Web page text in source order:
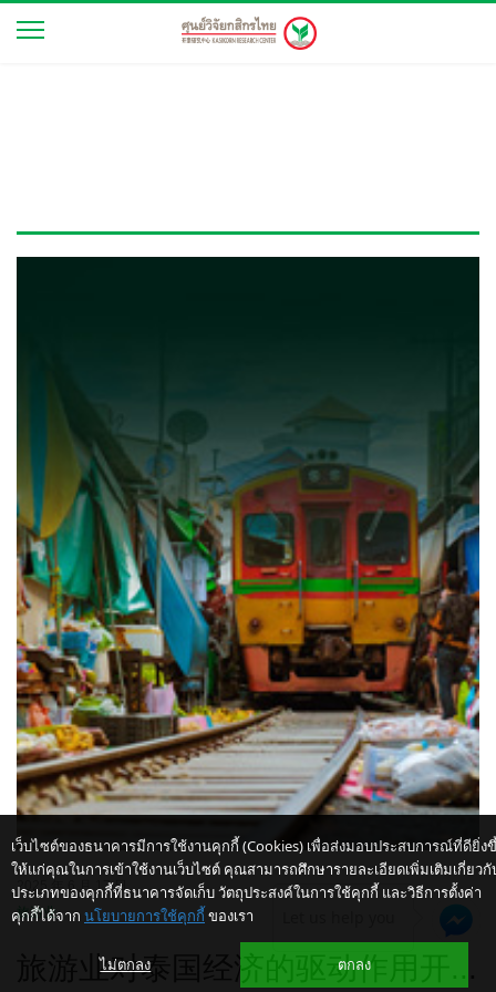
2025 年 6 月 17 日
旅游业
旅游业对泰国经济的驱动作用开...
เว็บไซต์ของธนาคารมีการใช้งานคุกกี้ (Cookies) เพื่อส่งมอบประสบการณ์ที่ดียิ่ง
ให้แก่คุณในการเข้าใช้งานเว็บไซต์ คุณสามารถศึกษารายละเอียดเพิ่มเติมเกี่ยวกั
ประเภทของคุกกี้ที่ธนาคารจัดเก็บ วัตถุประสงค์ในการใช้คุกกี้ และวิธีการตั้งค่า
คุกกี้ได้จาก นโยบายการใช้คุกกี้ ของเรา
ไม่ตกลง ตกลง